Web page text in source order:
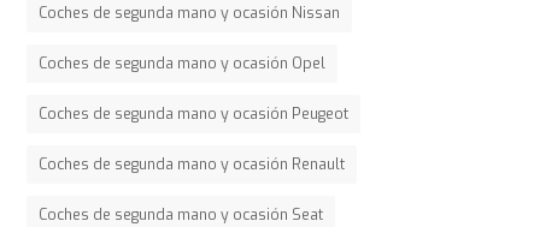
Coches de segunda mano y ocasión Nissan
Coches de segunda mano y ocasión Opel
Coches de segunda mano y ocasión Peugeot
Coches de segunda mano y ocasión Renault
Coches de segunda mano y ocasión Seat